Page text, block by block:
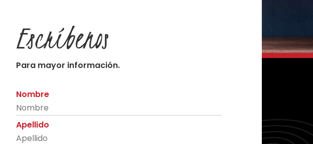
Escríbenos
Para mayor información.
Nombre
Apellido